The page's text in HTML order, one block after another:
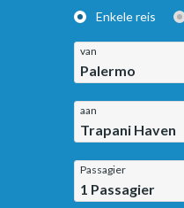
Enkele reis
van
Palermo
aan
Trapani Haven
Passagier
1 Passagier